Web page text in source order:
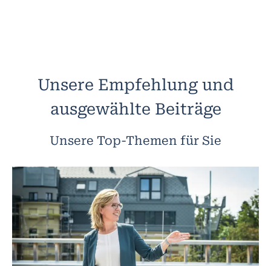
Unsere Empfehlung und
ausgewählte Beiträge
Unsere Top-Themen für Sie